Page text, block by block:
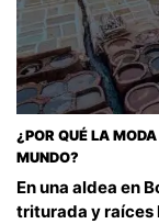
¿POR QUÉ LA
MUNDO?
En una aldea en
triturada y raíces